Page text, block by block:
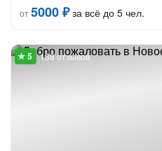
от5000 ₽за всё до 5 чел.
138 отзывов